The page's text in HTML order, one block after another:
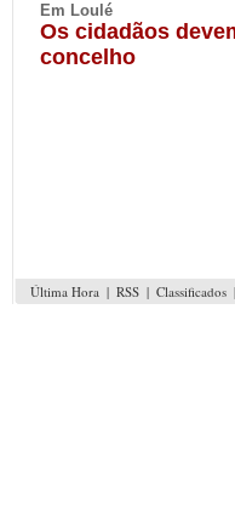
Em Loulé
Os cidadãos
concelho
Última Hora | RSS | Classificados |